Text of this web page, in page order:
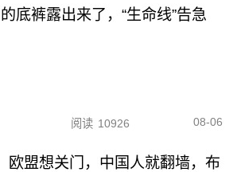
底裤露出来了，“生命线”告急
阅读 10926 08-06
欧盟想关门，中国人就翻墙，布